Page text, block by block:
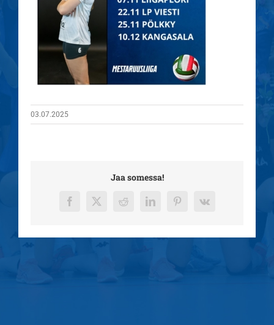
03.07.2025
Jaa somessa!
Facebook
X RedditLinkedInPinterest
Vk